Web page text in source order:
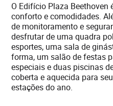
O Edifício Plaza Beethoven
conforto e comodidades.
de monitoramento e
desfrutar de uma quadra
esportes, uma sala de
forma, um salão de festas
especiais e duas piscinas
coberta e aquecida para
estações do ano.